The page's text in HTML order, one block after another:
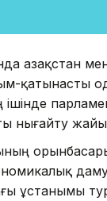
Қазақстан
қатынасты
ішінде
нығайту
ұстанымы